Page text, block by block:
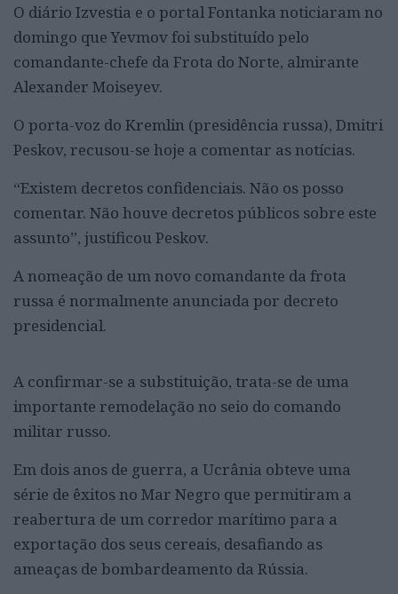
O diário Izvestia e o portal Fontanka noticiaram no
domingo que Yevmov foi substituído pelo
comandante-chefe da Frota do Norte, almirante
Alexander Moiseyev.
O porta-voz do Kremlin (presidência russa), Dmitri
Peskov, recusou-se hoje a comentar as notícias.
“Existem decretos confidenciais. Não os posso
comentar. Não houve decretos públicos sobre este
assunto”, justificou Peskov.
A nomeação de um novo comandante da frota
russa é normalmente anunciada por decreto
presidencial.
A confirmar-se a substituição, trata-se de uma
importante remodelação no seio do comando
militar russo.
Em dois anos de guerra, a Ucrânia obteve uma
série de êxitos no Mar Negro que permitiram a
reabertura de um corredor marítimo para a
exportação dos seus cereais, desafiando as
ameaças de bombardeamento da Rússia.